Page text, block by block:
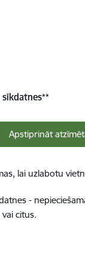
**
Apstiprināt
lai uzlabotu
-
citus.